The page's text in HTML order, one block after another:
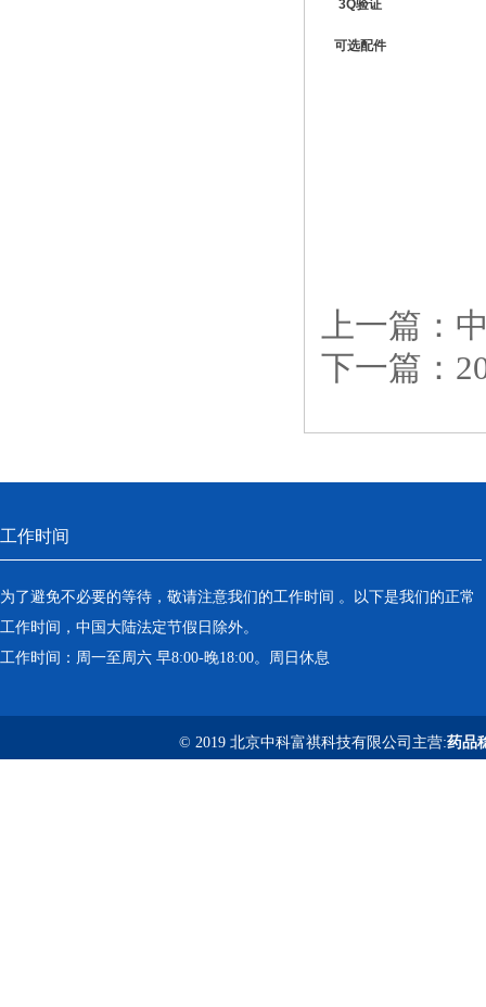
3Q验证
可选配件
上一篇：
下一篇：
工作时间
为了避免不必要的等待，敬请注意我们的工作时间 。以下是我们的正常
工作时间，中国大陆法定节假日除外。
工作时间：周一至周六 早8:00-晚18:00。周日休息
© 2019 北京中科富祺科技有限公司主营:药品